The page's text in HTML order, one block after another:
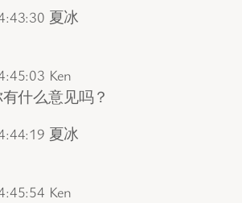
夏冰
Ken
什么意见吗？
夏冰
Ken